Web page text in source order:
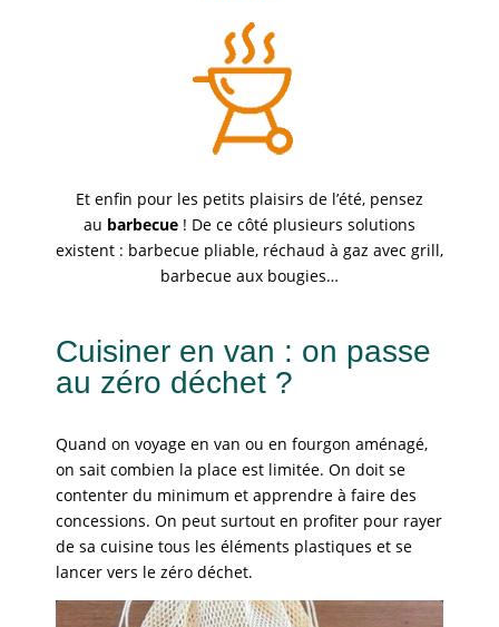
Et enfin pour les petits plaisirs de l’été, pensez
au barbecue! De ce côté plusieurs solutions
existent : barbecue pliable, réchaud à gaz avec grill,
barbecue aux bougies…
Cuisiner en van : on passe
au zéro déchet ?
Quand on voyage en van ou en fourgon aménagé,
on sait combien la place est limitée. On doit se
contenter du minimum et apprendre à faire des
concessions. On peut surtout en profiter pour rayer
de sa cuisine tous les éléments plastiques et se
lancer vers le zéro déchet.